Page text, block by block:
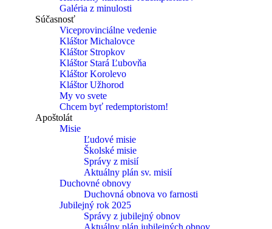
Galéria z minulosti
Súčasnosť
Viceprovinciálne vedenie
Kláštor Michalovce
Kláštor Stropkov
Kláštor Stará Ľubovňa
Kláštor Korolevo
Kláštor Užhorod
My vo svete
Chcem byť redemptoristom!
Apoštolát
Misie
Ľudové misie
Školské misie
Správy z misií
Aktuálny plán sv. misií
Duchovné obnovy
Duchovná obnova vo farnosti
Jubilejný rok 2025
Správy z jubilejný obnov
Aktuálny plán jubilejných obnov